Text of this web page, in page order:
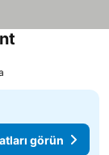
görün